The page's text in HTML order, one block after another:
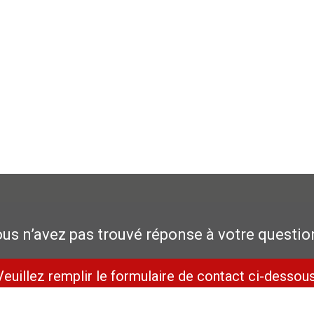
n’avez pas trouvé réponse à votre
remplir le formulaire de contact ci-